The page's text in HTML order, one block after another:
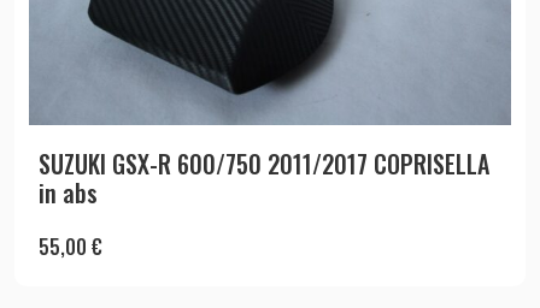
SUZUKI GSX-R 600/750 2011/2017 COPRISELLA
in abs
55,00 €